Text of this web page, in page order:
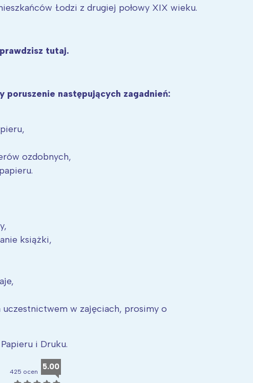
Łodzi z drugiej połowy XIX wieku.
tutaj.
poruszenie następujących zagadnień:
ozdobnych,
książki,
w zajęciach, prosimy o
i Druku.
425 ocen
5.00
Łódź